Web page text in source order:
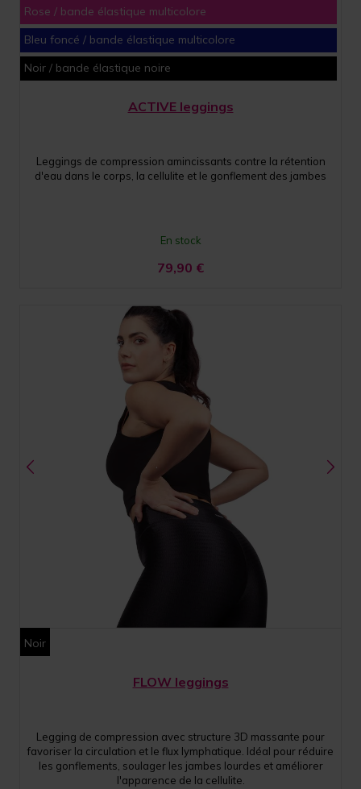
Rose / bande élastique multicolore
Bleu foncé / bande élastique multicolore
Noir / bande élastique noire
ACTIVE leggings
Leggings de compression amincissants contre la rétention
d'eau dans le corps, la cellulite et le gonflement des jambes
En stock
79,90 €
Noir
FLOW leggings
Legging de compression avec structure 3D massante pour
favoriser la circulation et le flux lymphatique. Idéal pour réduire
les gonflements, soulager les jambes lourdes et améliorer
l'apparence de la cellulite.